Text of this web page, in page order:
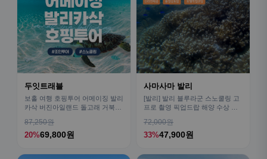
두잇트래블
보홀 여행 호핑투어 어메이징 발리
카삭 버진아일랜드 돌고래 거북이
87,250원
20%69,800원
사마사마 발리
[발리] 발리 블루라군 스노쿨링 고
프로 촬영 픽업드랍 해양 수상 액
72,000원
33%47,900원